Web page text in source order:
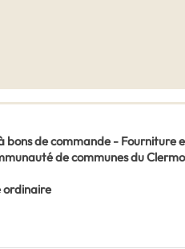
bons de commande - Fourniture
de communes du
ordinaire